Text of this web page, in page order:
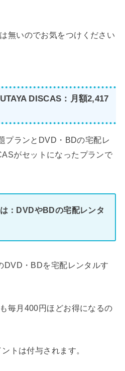
無いのでお気をつけください
DISCAS：月額2,417
プランとDVD・BDの宅配レ
がセットになったプランで
：DVDやBDの宅配レンタ
DVD・BDを宅配レンタルす
毎月400円ほどお得になるの
トは付与されます。